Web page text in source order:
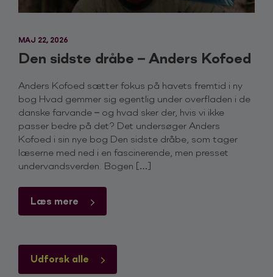
Udforsk alle
MAJ 22, 2026
Den sidste dråbe – Anders Kofoed
Anders Kofoed sætter fokus på havets fremtid i ny
bog Hvad gemmer sig egentlig under overfladen i de
danske farvande – og hvad sker der, hvis vi ikke
passer bedre på det? Det undersøger Anders
Kofoed i sin nye bog Den sidste dråbe, som tager
læserne med ned i en fascinerende, men presset
undervandsverden. Bogen […]
Læs mere